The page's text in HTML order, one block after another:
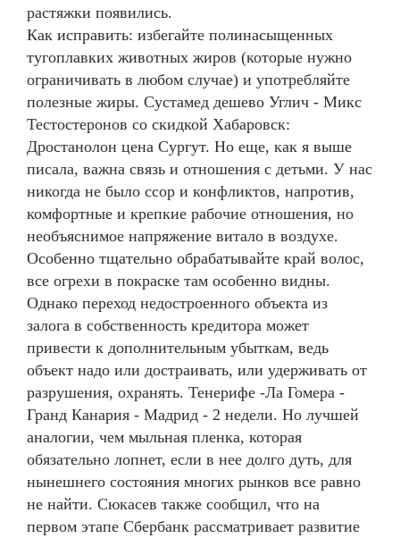
растяжки появились.
Как исправить: избегайте полинасыщенных
тугоплавких животных жиров (которые нужно
ограничивать в любом случае) и употребляйте
полезные жиры. Сустамед дешево Углич - Микс
Тестостеронов со скидкой Хабаровск:
Дростанолон цена Сургут. Но еще, как я выше
писала, важна связь и отношения с детьми. У нас
никогда не было ссор и конфликтов, напротив,
комфортные и крепкие рабочие отношения, но
необъяснимое напряжение витало в воздухе.
Особенно тщательно обрабатывайте край волос,
все огрехи в покраске там особенно видны.
Однако переход недостроенного объекта из
залога в собственность кредитора может
привести к дополнительным убыткам, ведь
объект надо или достраивать, или удерживать от
разрушения, охранять. Тенерифе -Ла Гомера -
Гранд Канария - Мадрид - 2 недели. Но лучшей
аналогии, чем мыльная пленка, которая
обязательно лопнет, если в нее долго дуть, для
нынешнего состояния многих рынков все равно
не найти. Сюкасев также сообщил, что на
первом этапе Сбербанк рассматривает развитие